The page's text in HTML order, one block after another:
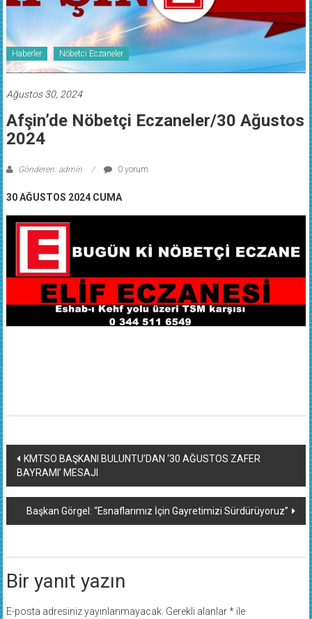
Haberler Nöbetci Eczaneler
Ağustos 30, 2024
Afşin’de Nöbetçi Eczaneler/30 Ağustos
2024
Gönderen: admin 0 yorum
30 AĞUSTOS 2024 CUMA
Yazı
dolaşımı
KMTSO BAŞKANI BULUNTU’DAN ‘30 AĞUSTOS ZAFER
BAYRAMI’ MESAJI
Başkan Görgel: “Esnaflarımız İçin Gayretimizi Sürdürüyoruz”
Bir yanıt yazın
E-posta adresiniz yayınlanmayacak. Gerekli alanlar*ile